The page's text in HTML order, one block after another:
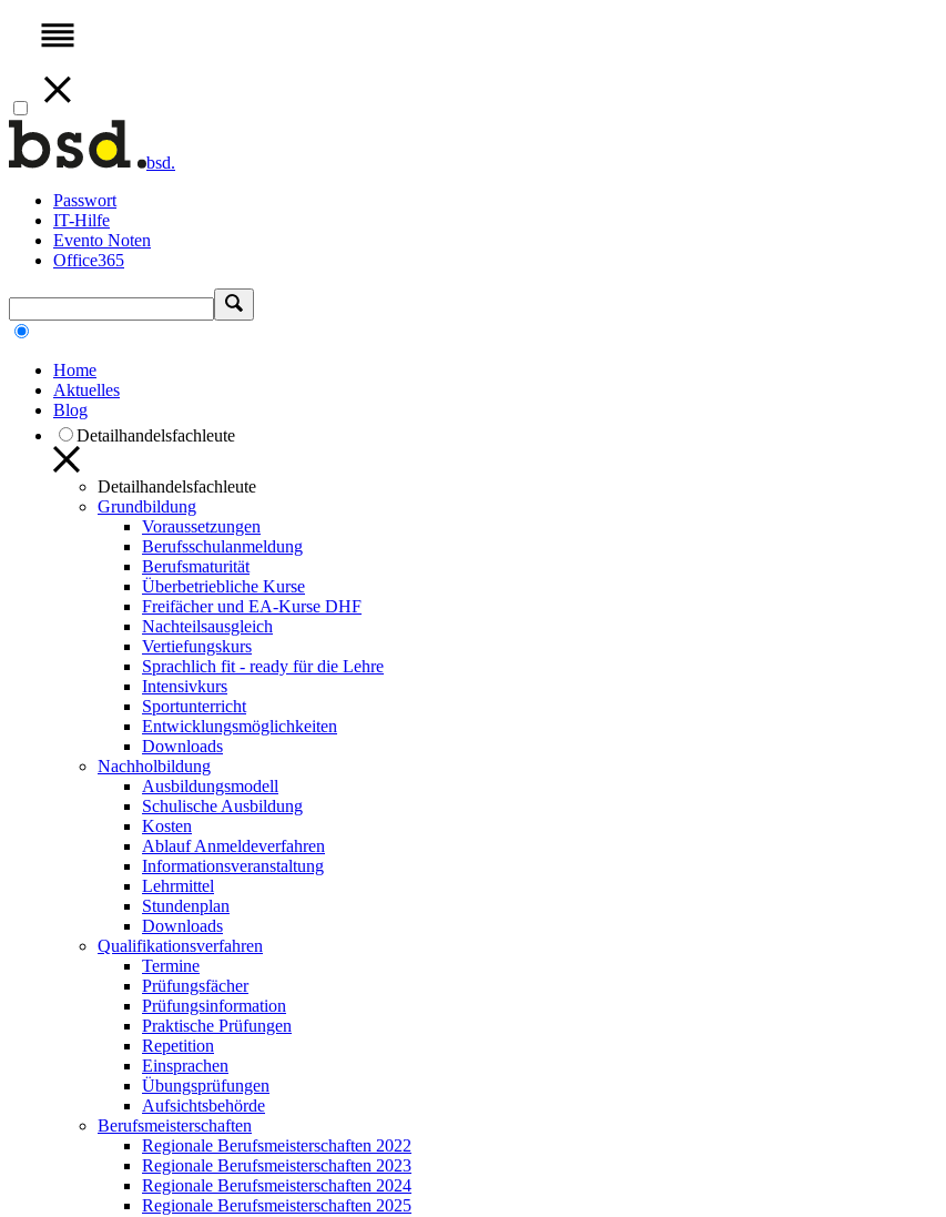
bsd.
Passwort
IT-Hilfe
Evento Noten
Office365
Home
Aktuelles
Blog
Detailhandelsfachleute
Detailhandelsfachleute
Grundbildung
Voraussetzungen
Berufsschulanmeldung
Berufsmaturität
Überbetriebliche Kurse
Freifächer und EA-Kurse DHF
Nachteilsausgleich
Vertiefungskurs
Sprachlich fit - ready für die Lehre
Intensivkurs
Sportunterricht
Entwicklungsmöglichkeiten
Downloads
Nachholbildung
Ausbildungsmodell
Schulische Ausbildung
Kosten
Ablauf Anmeldeverfahren
Informationsveranstaltung
Lehrmittel
Stundenplan
Downloads
Qualifikationsverfahren
Termine
Prüfungsfächer
Prüfungsinformation
Praktische Prüfungen
Repetition
Einsprachen
Übungsprüfungen
Aufsichtsbehörde
Berufsmeisterschaften
Regionale Berufsmeisterschaften 2022
Regionale Berufsmeisterschaften 2023
Regionale Berufsmeisterschaften 2024
Regionale Berufsmeisterschaften 2025